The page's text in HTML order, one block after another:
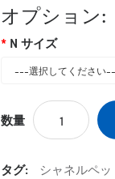
オプション:
N サイズ
数量
タグ: シャネルペ